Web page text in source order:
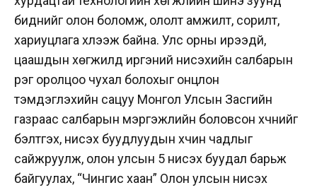
биднийг олон боломж, ололт амжилт, сорилт,
хариуцлага хүлээж байна. Улс орны ирээдүй,
цаашдын хөгжилд иргэний нисэхийн салбарын
үүрэг оролцоо чухал болохыг онцлон
тэмдэглэхийн сацуу Монгол Улсын Засгийн
газраас салбарын мэргэжлийн боловсон хүчнийг
бэлтгэх, нисэх буудлуудын хүчин чадлыг
сайжруулж, олон улсын 5 нисэх буудал барьж
байгуулах, “Чингис хаан” Олон улсын нисэх